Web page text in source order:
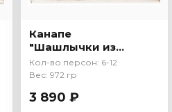
Канапе
"Шашлычки из
свинины"
Кол-во персон: 6-12
Вес: 972 гр
3 890 ₽